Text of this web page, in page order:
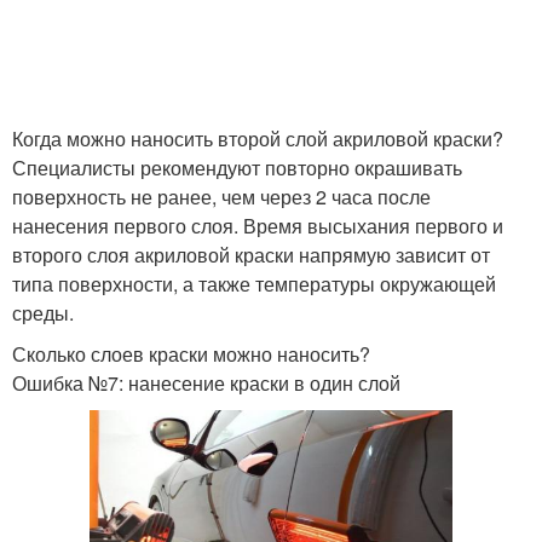
Потолок к покраске Акриловые краски
водоэмульсионной
краски
Аэрозольная краска
Краска на машине Краска из баллончика
Когда можно наносить второй слой акриловой краски?
Специалисты рекомендуют повторно окрашивать
поверхность не ранее, чем через 2 часа после
нанесения первого слоя. Время высыхания первого и
второго слоя акриловой краски напрямую зависит от
типа поверхности, а также температуры окружающей
среды.
Сколько слоев краски можно наносить?
Ошибка №7: нанесение краски в один слой